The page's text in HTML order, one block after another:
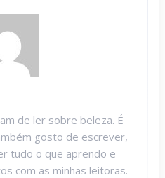
de ler sobre beleza. É
gosto de escrever,
tudo o que aprendo e
com as minhas leitoras.